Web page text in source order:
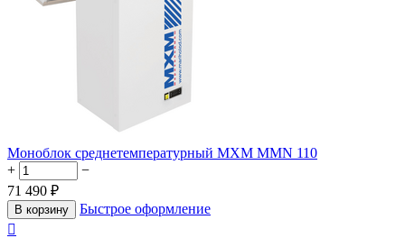
Моноблок среднетемпературный МХМ MMN 110
+
−
71 490 ₽
В корзину
Быстрое оформление
